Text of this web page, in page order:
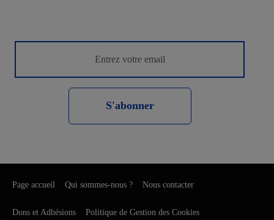
S'abonner
Page accueil Qui sommes-nous ? Nous contacter
Dons et Adhésions Politique de Gestion des Cookies